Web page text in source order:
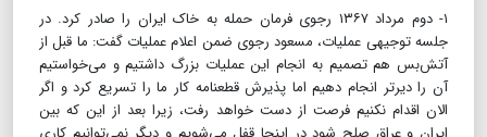
۱- دوم مرداد ۱۳۶۷ رجوی فرمان حمله به خاک ایران را صادر کرد. در
جلسه توجیهی عملیات، مسعود رجوی ضمن اعلام عملیات گفت: ما قبل از
آتش‌بس هم تصمیم به انجام این عملیات بزرگ داشتیم و می‌خواستیم
آن را دیرتر انجام دهیم اما پذیرش قطعنامه کار ما را تسریع کرد و اگر
الان اقدام نکنیم فرصت از دست خواهد رفت، زیرا بعد از این که بین